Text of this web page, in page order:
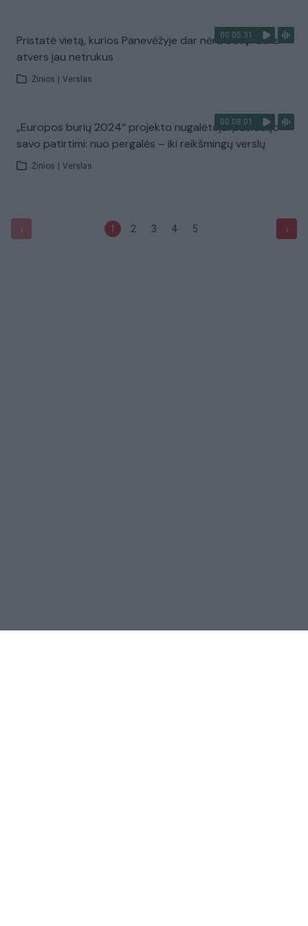
00:05:31
Pristatė vietą, kurios Panevėžyje dar nėra buvę: duris
atvers jau netrukus
Žinios Verslas
00:08:01
„Europos burių 2024“ projekto nugalėtojai pasidalijo
savo patirtimi: nuo pergalės – iki reikšmingų verslų
Žinios Verslas
‹ 1 2 3 4 5 ›